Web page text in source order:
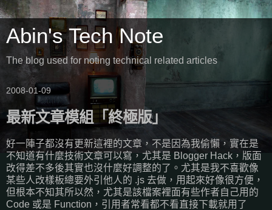
Abin's Tech Note
The blog used for noting technical related articles
2008-01-09
最新文章模組「終極版」
好一陣子都沒有更新這裡的文章，不是因為我偷懶，實在是
不知道有什麼技術文章可以寫，尤其是 Blogger Hack，版面
改得差不多後其實也沒什麼好調整的了。尤其是我不喜歡像
某些人改樣板總要外引他人的 .js 去做，用起來好像很方便，
但根本不知其所以然，尤其是該檔案裡面有些作者自己用的
Code 或是 Function，引用者常看都不看直接下載就用了